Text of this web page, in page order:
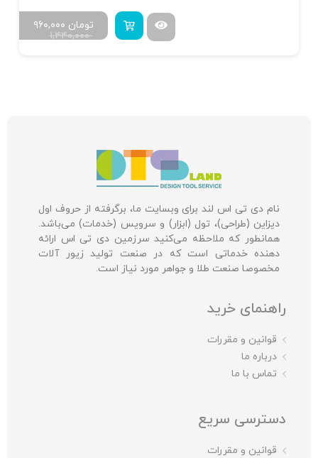
۱,۴۴۰,۰۰۰
۹۶۰,۰۰۰ تومان
نام دی تی اس لند برای وبسایت ما، برگرفته از حروف اول
دیزاین (طراحی)، تول (ابزار) و سرویس (خدمات) می‌باشد.
همانطور که ملاحظه می‌کنید سرزمین دی تی اس ارائه
دهنده خدماتی است که در صنعت تولید زیور آلات
مخصوصا صنعت طلا و جواهر مورد نیاز است.
راهنمای خرید
قوانین و مقررات
درباره ما
تماس با ما
دسترسی سریع
قوانین و مقررات